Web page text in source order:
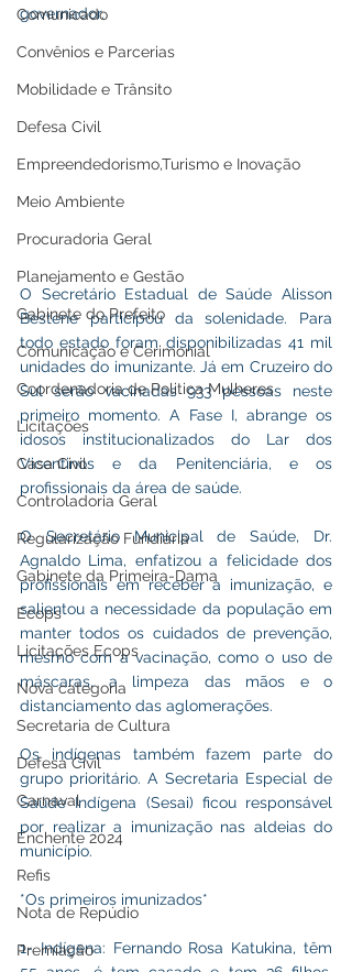
Comunicado
Convênios e Parcerias
Mobilidade e Trânsito
Defesa Civil
Empreendedorismo,Turismo e Inovação
Meio Ambiente
Procuradoria Geral
Planejamento e Gestão
Gabinete do Prefeito
Comunicação e Cerimonial
Coordenadoria de Politica Mulheres
Licitações
Casa Civil
Controladoria Geral
Regularização Fundiária
Gabinete da Primeira-Dama
Ecops
Licitações Ecops
Nova categoria
Secretaria de Cultura
Defesa Civil
Carnaval
Enchente 2024
Refis
Nota de Repúdio
Premiação
governador.
O Secretário Estadual de Saúde Alisson
Bestene participou da solenidade. Para
todo estado foram disponibilizadas 41 mil
unidades do imunizante. Já em Cruzeiro do
Sul serão vacinadas 933 pessoas neste
primeiro momento. A Fase I, abrange os
idosos institucionalizados do Lar dos
Vicentinos e da Penitenciária, e os
profissionais da área de saúde.
O Secretário Municipal de Saúde, Dr.
Agnaldo Lima, enfatizou a felicidade dos
profissionais em receber a imunização, e
salientou a necessidade da população em
manter todos os cuidados de prevenção,
mesmo com a vacinação, como o uso de
máscaras, a limpeza das mãos e o
distanciamento das aglomerações.
Os indígenas também fazem parte do
grupo prioritário. A Secretaria Especial de
Saúde Indígena (Sesai) ficou responsável
por realizar a imunização nas aldeias do
município.
*Os primeiros imunizados*
1- Indígena: Fernando Rosa Katukina, têm